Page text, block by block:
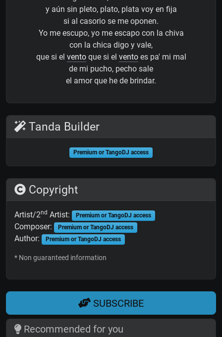
y aún sin pleto, plato, plata voy en fija
si al casorio se me oponen.
Yo me escupo, yo me escapo con la chiva
con la chica digo y vale,
que si el ventoque si el ventoes pa' mi mal
de mi pucho, pecho sale
el amor que he de brindar.
Tanda Builder
Premium or TangoDJ access
Copyright
Artist/2nd Artist: Premium or TangoDJ access
Composer: Premium or TangoDJ access
Author: Premium or TangoDJ access
* Non guaranteed information
SUBSCRIBE
Recommended for you